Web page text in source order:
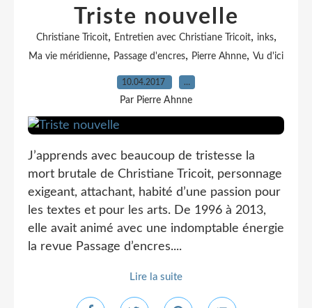
Triste nouvelle
Christiane Tricoit, Entretien avec Christiane Tricoit, inks,
Ma vie méridienne, Passage d'encres, Pierre Ahnne, Vu d'ici
10.04.2017 …
Par Pierre Ahnne
J’apprends avec beaucoup de tristesse la
mort brutale de Christiane Tricoit, personnage
exigeant, attachant, habité d’une passion pour
les textes et pour les arts. De 1996 à 2013,
elle avait animé avec une indomptable énergie
la revue Passage d’encres....
Lire la suite